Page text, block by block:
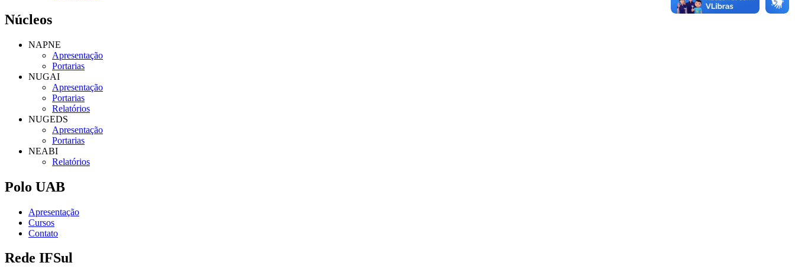
Núcleos
NAPNE
Apresentação
Portarias
NUGAI
Apresentação
Portarias
Relatórios
NUGEDS
Apresentação
Portarias
NEABI
Relatórios
Polo UAB
Apresentação
Cursos
Contato
Rede IFSul